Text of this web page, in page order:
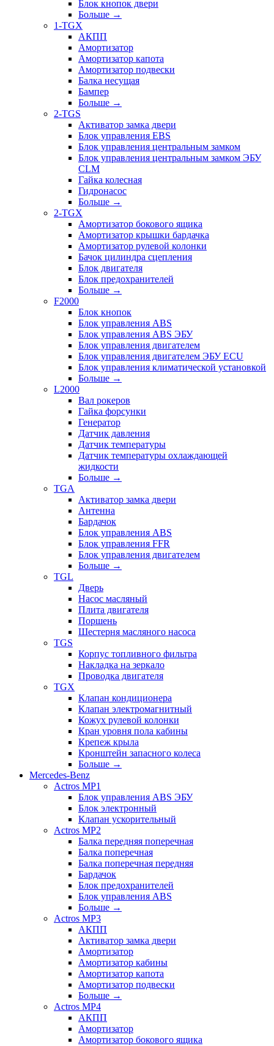
Блок кнопок двери
Больше →
1-TGX
АКПП
Амортизатор
Амортизатор капота
Амортизатор подвески
Балка несущая
Бампер
Больше →
2-TGS
Активатор замка двери
Блок управления EBS
Блок управления центральным замком
Блок управления центральным замком ЭБУ
CLM
Гайка колесная
Гидронасос
Больше →
2-TGX
Амортизатор бокового ящика
Амортизатор крышки бардачка
Амортизатор рулевой колонки
Бачок цилиндра сцепления
Блок двигателя
Блок предохранителей
Больше →
F2000
Блок кнопок
Блок управления ABS
Блок управления ABS ЭБУ
Блок управления двигателем
Блок управления двигателем ЭБУ ECU
Блок управления климатической установкой
Больше →
L2000
Вал рокеров
Гайка форсунки
Генератор
Датчик давления
Датчик температуры
Датчик температуры охлаждающей
жидкости
Больше →
TGA
Активатор замка двери
Антенна
Бардачок
Блок управления ABS
Блок управления FFR
Блок управления двигателем
Больше →
TGL
Дверь
Насос масляный
Плита двигателя
Поршень
Шестерня масляного насоса
TGS
Корпус топливного фильтра
Накладка на зеркало
Проводка двигателя
TGX
Клапан кондиционера
Клапан электромагнитный
Кожух рулевой колонки
Кран уровня пола кабины
Крепеж крыла
Кронштейн запасного колеса
Больше →
Mercedes-Benz
Actros MP1
Блок управления ABS ЭБУ
Блок электронный
Клапан ускорительный
Actros MP2
Балка передняя поперечная
Балка поперечная
Балка поперечная передняя
Бардачок
Блок предохранителей
Блок управления ABS
Больше →
Actros MP3
АКПП
Активатор замка двери
Амортизатор
Амортизатор кабины
Амортизатор капота
Амортизатор подвески
Больше →
Actros MP4
АКПП
Амортизатор
Амортизатор бокового ящика